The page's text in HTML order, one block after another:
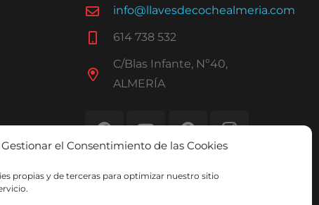
Gestionar el Consentimiento de las Cookies
propias y de terceras para optimizar nuestro sitio
info@llavesdecochealmeria.com
614 738 532
C/Blas Infante, Nº40,
ALMERÍA